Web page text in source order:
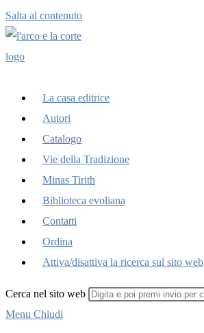
Salta al contenuto
La casa editrice
Autori
Catalogo
Vie della Tradizione
Minas Tirith
Biblioteca evoliana
Contatti
Ordina
Attiva/disattiva la ricerca sul sito web
Cerca nel sito web
Menu Chiudi